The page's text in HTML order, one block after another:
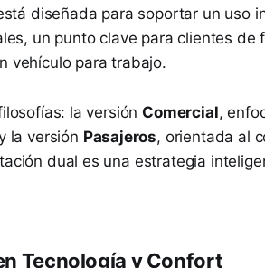
diseñada para soportar un uso
un punto clave para clientes de
vehículo para trabajo.
la versión Comercial,
la versión Pasajeros, orientada al
dual es una estrategia
Tecnología y Confort